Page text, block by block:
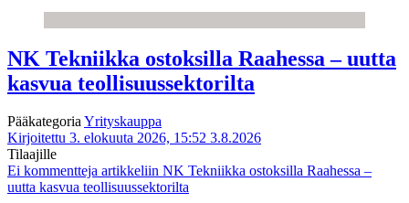
NK Tekniikka ostoksilla Raahessa – uutta
kasvua teollisuussektorilta
PääkategoriaYrityskauppa
Kirjoitettu 3. elokuuta 2026, 15:52 3.8.2026
Tilaajille
Ei kommentteja artikkeliin NK Tekniikka ostoksilla Raahessa –
uutta kasvua teollisuussektorilta